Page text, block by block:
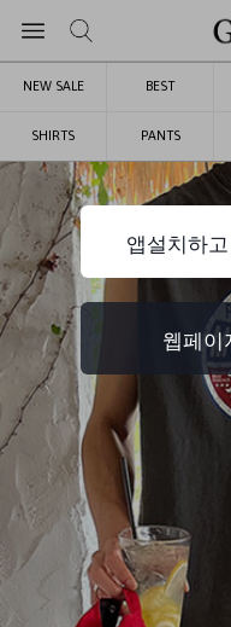
NEW SALE BEST
SHIRTS PANTS
앱설치하
웹페이